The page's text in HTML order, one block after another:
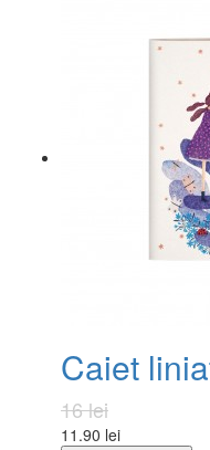
Caiet
16 lei
11.90 lei